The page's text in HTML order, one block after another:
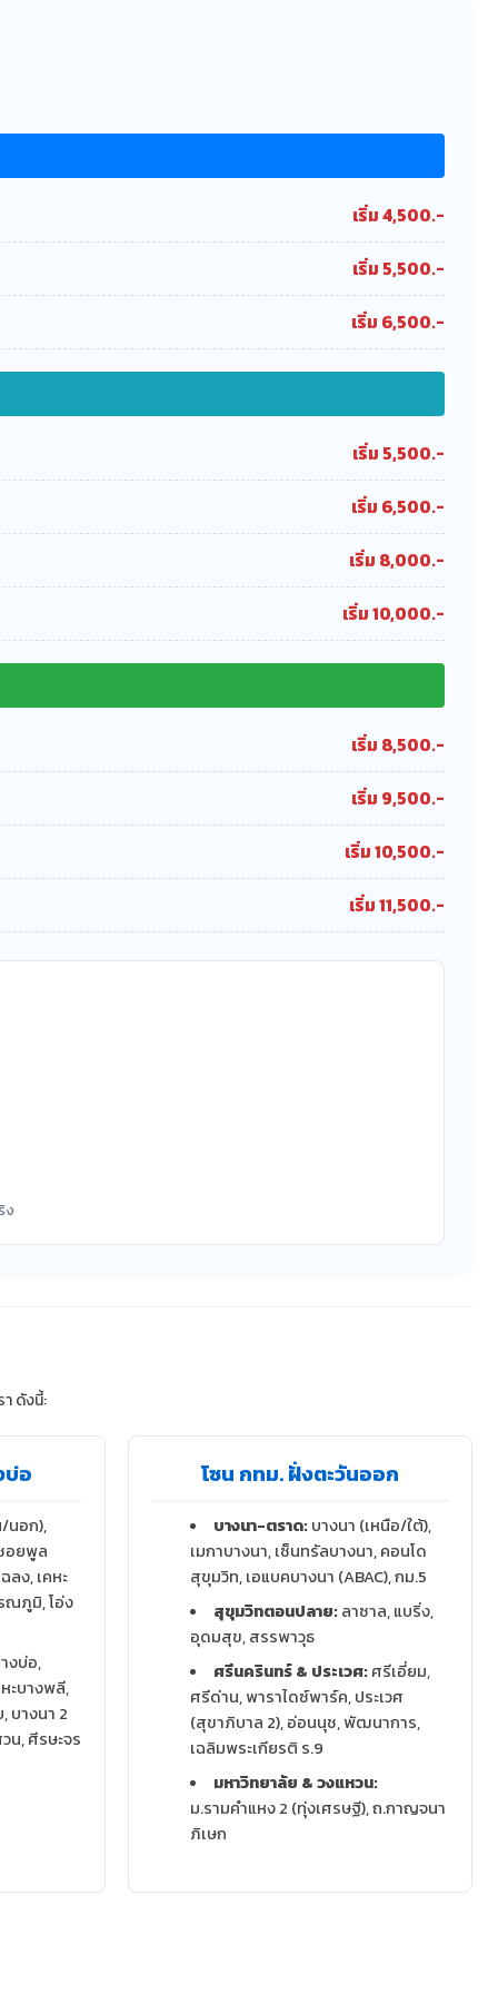
เริ่ม 4,500.-
เริ่ม 5,500.-
เริ่ม 6,500.-
เริ่ม 5,500.-
เริ่ม 6,500.-
เริ่ม 8,000.-
เริ่ม 10,000.-
เริ่ม 8,500.-
เริ่ม 9,500.-
เริ่ม 10,500.-
เริ่ม 11,500.-
ง
ดังนี้:
บ่อ
นอก),
อยพูล
ลง, เคหะ
ณภูมิ, โอ่ง
งบ่อ,
ะบางพลี,
บางนา 2
น, ศีรษะจร
โซน กทม. ฝั่งตะวันออก
บางนา-ตราด:บางนา (เหนือ/ใต้),
เมกาบางนา, เซ็นทรัลบางนา, คอนโด
สุขุมวิท, เอแบคบางนา (ABAC), กม.5
สุขุมวิทตอนปลาย:ลาซาล, แบริ่ง,
อุดมสุข, สรรพาวุธ
ศรีนครินทร์ & ประเวศ:ศรีเอี่ยม,
ศรีด่าน, พาราไดซ์พาร์ค, ประเวศ
(สุขาภิบาล 2), อ่อนนุช, พัฒนาการ,
เฉลิมพระเกียรติ ร.9
มหาวิทยาลัย & วงแหวน:
ม.รามคำแหง 2 (ทุ่งเศรษฐี), ถ.กาญจนา
ภิเษก